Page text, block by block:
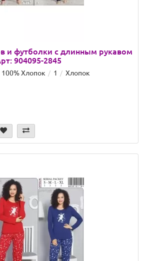
и футболки с длинным рукавом
904095-2845
100% Хлопок 1 Хлопок